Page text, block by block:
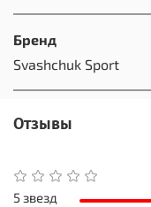
Бренд
Svashchuk Sport
Отзывы
5 звезд